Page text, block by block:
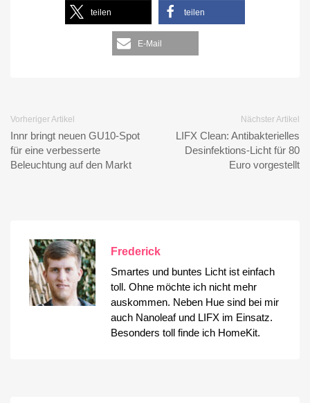
teilen teilen
E-Mail
Vorheriger Artikel
Innr bringt neuen GU10-Spot
für eine verbesserte
Beleuchtung auf den Markt
Nächster Artikel
LIFX Clean: Antibakterielles
Desinfektions-Licht für 80
Euro vorgestellt
Frederick
Smartes und buntes Licht ist einfach
toll. Ohne möchte ich nicht mehr
auskommen. Neben Hue sind bei mir
auch Nanoleaf und LIFX im Einsatz.
Besonders toll finde ich HomeKit.